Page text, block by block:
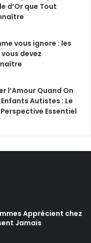
d’Or que Tout
vous ignore : les
devez
l’Amour Quand On
Autistes : Le
Essentiel
Apprécient chez
Jamais